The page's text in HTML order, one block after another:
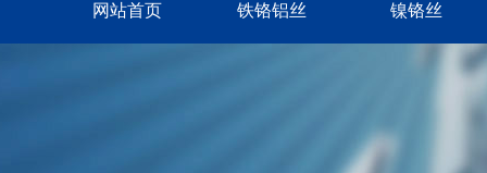
网站首页 铁铬铝丝 镍铬丝